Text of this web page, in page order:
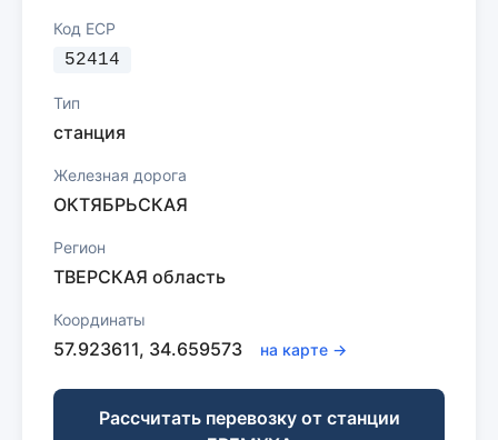
Код ЕСР
52414
Тип
станция
Железная дорога
ОКТЯБРЬСКАЯ
Регион
ТВЕРСКАЯ область
Координаты
57.923611, 34.659573 на карте →
Рассчитать перевозку от станции